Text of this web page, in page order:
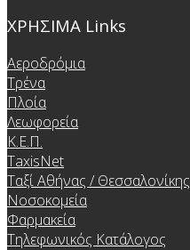
ΧΡΗΣΙΜΑ Links
Αεροδρόμια
Τρένα
Πλοία
Λεωφορεία
Κ.Ε.Π.
TaxisNet
Ταξί Αθήνας / Θεσσαλονίκης
Νοσοκομεία
Φαρμακεία
Τηλεφωνικός Κατάλογος